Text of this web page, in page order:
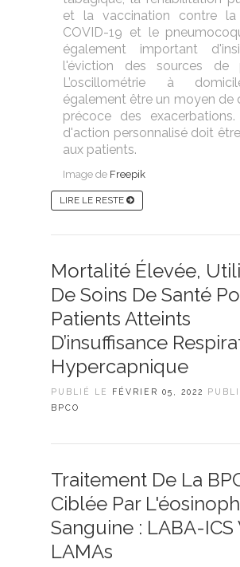
et la vaccination contre
COVID-19 et le
également important
l'éviction des sources de
L’oscillométrie à
également être un moyen de
précoce des
d'action personnalisé doit
aux patients.
Image de Freepik
LIRE LE RESTE
Mortalité Élevée,
De Soins De Santé
Patients Atteints
D’insuffisance
Hypercapnique
PUBLIÉ LE FÉVRIER 05, 2022
BPCO
Traitement De La
Ciblée Par
Sanguine : LABA-ICS
LAMAs